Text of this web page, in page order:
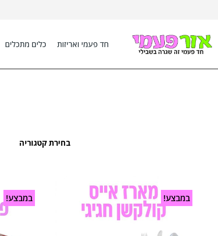
חד פעמי ואריזות כלים מתכלים
בחירת קטגוריה
במבצע! במבצע!